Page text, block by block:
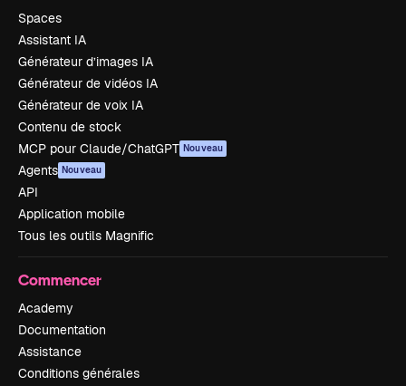
Spaces
Assistant IA
Générateur d’images IA
Générateur de vidéos IA
Générateur de voix IA
Contenu de stock
MCP pour Claude/ChatGPT Nouveau
Agents Nouveau
API
Application mobile
Tous les outils Magnific
Commencer
Academy
Documentation
Assistance
Conditions générales